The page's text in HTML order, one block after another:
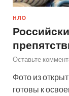
НЛО
Оставьте
Фото из
готовы к